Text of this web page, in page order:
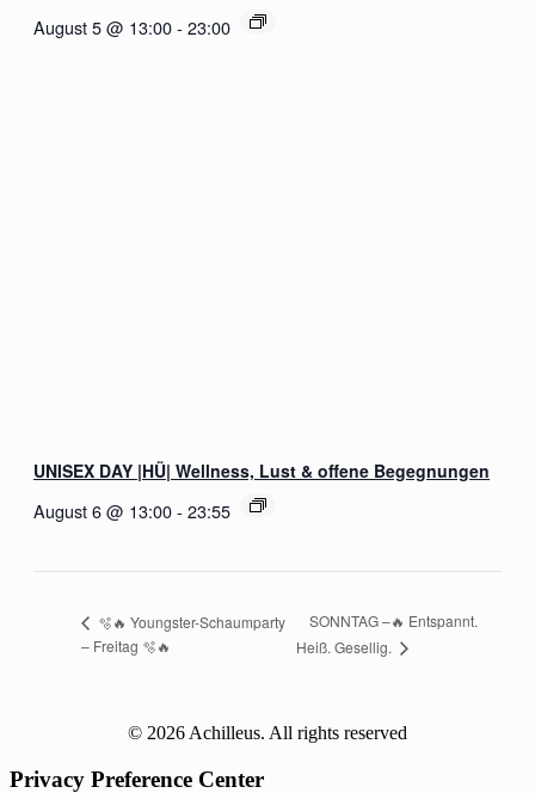
August 5 @ 13:00- 23:00
UNISEX DAY |HÜ| Wellness, Lust & offene Begegnungen
August 6 @ 13:00- 23:55
🫧🔥 Youngster-Schaumparty
– Freitag 🫧🔥
SONNTAG –🔥 Entspannt.
Heiß. Gesellig.
© 2026 Achilleus. All rights reserved
Privacy Preference Center